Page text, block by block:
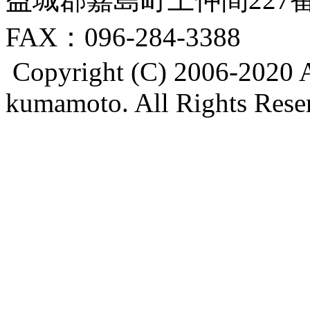
FAX：096-284-3388
Copyright (C) 2006-2020
kumamoto. All Rights